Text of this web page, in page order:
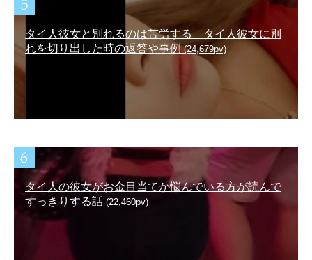
タイ人彼女と別れるのは苦労する タイ人彼女に別
れを切り出した時の返答や事例(24,679pv)
タイ人の彼女がお金目当てか悩んでいる方が読んで
すっきりする話 (22,460pv)